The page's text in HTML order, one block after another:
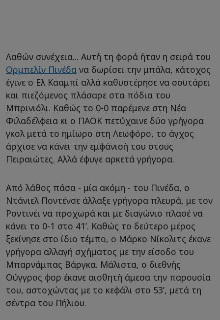
Λαθών συνέχεια... Αυτή τη φορά ήταν η σειρά του
Ορμπελίν Πινέδα να δωρίσει την μπάλα, κάτοχος
έγινε ο Ελ Κααμπί αλλά καθυστέρησε να σουτάρει
και πιεζόμενος πλάσαρε στα πόδια του
Μπρινιόλι. Καθώς το 0-0 παρέμενε στη Νέα
Φιλαδέλφεια κι ο ΠΑΟΚ πετύχαινε δύο γρήγορα
γκολ μετά το ημίωρο στη Λεωφόρο, το άγχος
άρχισε να κάνει την εμφάνισή του στους
Πειραιώτες. Αλλά έφυγε αρκετά γρήγορα.
Από λάθος πάσα - μία ακόμη - του Πινέδα, ο
Ντάνιελ Ποντένσε άλλαξε γρήγορα πλευρά, με τον
Ροντινέι να προχωρά και με διαγώνιο πλασέ να
κάνει το 0-1 στο 41’. Καθώς το δεύτερο μέρος
ξεκίνησε στο ίδιο τέμπο, ο Μάρκο Νίκολιτς έκανε
γρήγορα αλλαγή σχήματος με την είσοδο του
Μπαρνάμπας Βάργκα. Μάλιστα, ο διεθνής
Ούγγρος φορ έκανε αισθητή άμεσα την παρουσία
του, αστοχώντας με το κεφάλι στο 53’, μετά τη
σέντρα του Πήλιου.